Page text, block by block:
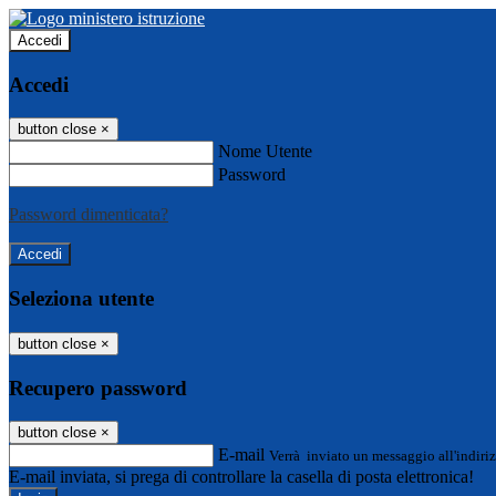
Accedi
Accedi
button close ×
Nome Utente
Password
Password dimenticata?
Seleziona utente
button close ×
Recupero password
button close ×
E-mail Verrà inviato un messaggio
E-mail inviata, si prega di controllare la casella di posta elettronica!